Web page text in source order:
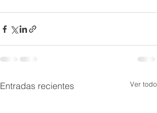
Entradas recientes Ver todo